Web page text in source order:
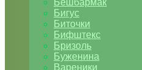
Бешбармак
Бигус
Биточки
Бифштекс
Бризоль
Буженина
Вареники